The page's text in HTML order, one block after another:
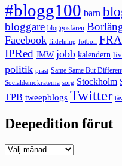
#blogg100 barn
bloggare bloggosfären
Facebook fildelning fotboll FRA
IPRed JMW jobb kalendern
politik präst Same Same But
Socialdemokraterna sorg Stockholm
TPB tweepblogs Twitter
Deepedition förut
Deepedition